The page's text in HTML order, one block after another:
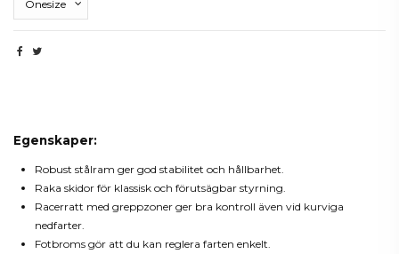
Egenskaper:
Robust stålram ger god stabilitet och hållbarhet.
Raka skidor för klassisk och förutsägbar styrning.
Racerratt med greppzoner ger bra kontroll även vid kurviga
nedfarter.
Fotbroms gör att du kan reglera farten enkelt.